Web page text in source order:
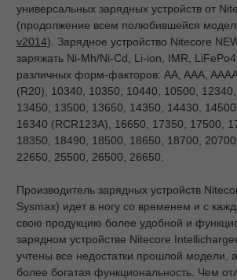
универсальных зарядных устройств от
(продолжение всем полюбившейся
v2014). Зарядное устройство Nitecore
заряжать Ni-Mh/Ni-Cd, Li-ion, IMR,
различных форм-факторов: AA, AAA,
(R20), 10340, 10350, 10440, 10500,
13450, 13500, 13650, 14350, 14430,
16340 (RCR123A), 16650, 17350, 17500,
18350, 18490, 18500, 18650, 18700,
22650, 25500, 26500, 26650.
Производитель зарядных устройств
Sysmax) идет в ногу со временем и с
свою продукцию более удобной и
зарядном устройстве Nitecore
учтены все недостатки прошлой модели,
более богатая функциональность. Чем